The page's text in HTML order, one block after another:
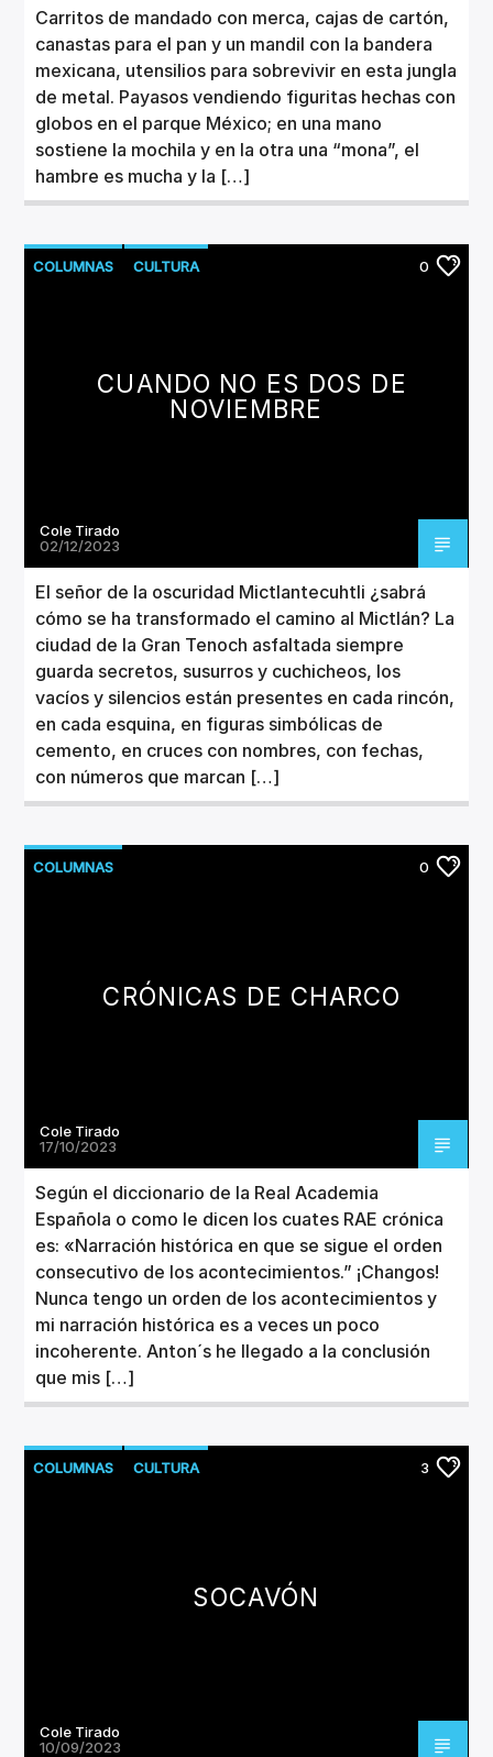
Carritos de mandado con merca, cajas de cartón,
canastas para el pan y un mandil con la bandera
mexicana, utensilios para sobrevivir en esta jungla
de metal. Payasos vendiendo figuritas hechas con
globos en el parque México; en una mano
sostiene la mochila y en la otra una “mona”, el
hambre es mucha y la […]
COLUMNAS CULTURA 0
CUANDO NO ES DOS DE
NOVIEMBRE
Cole Tirado
02/12/2023
El señor de la oscuridad Mictlantecuhtli ¿sabrá
cómo se ha transformado el camino al Mictlán? La
ciudad de la Gran Tenoch asfaltada siempre
guarda secretos, susurros y cuchicheos, los
vacíos y silencios están presentes en cada rincón,
en cada esquina, en figuras simbólicas de
cemento, en cruces con nombres, con fechas,
con números que marcan […]
COLUMNAS 0
CRÓNICAS DE CHARCO
Cole Tirado
17/10/2023
Según el diccionario de la Real Academia
Española o como le dicen los cuates RAE crónica
es: «Narración histórica en que se sigue el orden
consecutivo de los acontecimientos.” ¡Changos!
Nunca tengo un orden de los acontecimientos y
mi narración histórica es a veces un poco
incoherente. Anton´s he llegado a la conclusión
que mis […]
COLUMNAS CULTURA 3
SOCAVÓN
Cole Tirado
10/09/2023